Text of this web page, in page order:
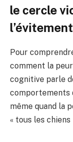
le cercle
l’évitement
Pour
comment la
cognitive parle
comportements
même quand la
« tous les